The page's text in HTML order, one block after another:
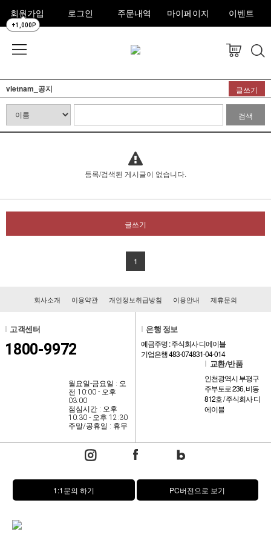
회원가입
+1,000P
로그인 주문내역 마이페이지 이벤트
vietnam_공지 글쓰기
검색
등록/검색된 게시글이 없습니다.
글쓰기
1
회사소개 이용약관 개인정보취급방침 이용안내 제휴문의
고객센터
1800-9972
월요일-금요일 : 오
전 10:00 - 오후
03:00
점심시간 : 오후
10:30 - 오후 12:30
주말/공휴일 : 휴무
은행 정보
예금주명 : 주식회사 디에이블
기업은행 483-074831-04-014
교환/반품
인천광역시 부평구
주부토로 236, 비동
812호 / 주식회사 디
에이블
1:1문의 하기 PC버전으로 보기